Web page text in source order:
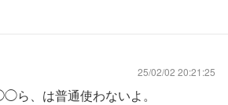
25/02/02 20:21:25
ら、は普通使わないよ。